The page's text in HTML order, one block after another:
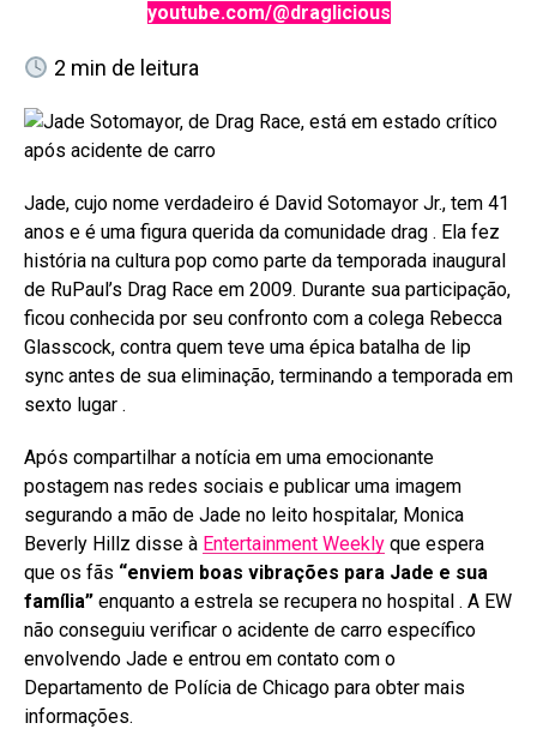
youtube.com/@draglicious
2 min de leitura
Jade, cujo nome verdadeiro é David Sotomayor Jr., tem 41
anos e é uma figura querida da comunidade drag . Ela fez
história na cultura pop como parte da temporada inaugural
de RuPaul’s Drag Race em 2009. Durante sua participação,
ficou conhecida por seu confronto com a colega Rebecca
Glasscock, contra quem teve uma épica batalha de lip
sync antes de sua eliminação, terminando a temporada em
sexto lugar .
Após compartilhar a notícia em uma emocionante
postagem nas redes sociais e publicar uma imagem
segurando a mão de Jade no leito hospitalar, Monica
Beverly Hillz disse à Entertainment Weekly que espera
que os fãs “enviem boas vibrações para Jade e sua
família” enquanto a estrela se recupera no hospital . A EW
não conseguiu verificar o acidente de carro específico
envolvendo Jade e entrou em contato com o
Departamento de Polícia de Chicago para obter mais
informações.